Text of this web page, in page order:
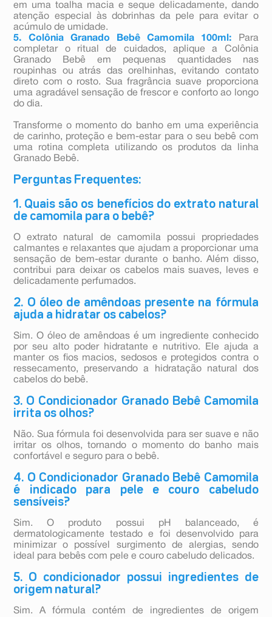
em uma toalha macia e seque delicadamente, dando
atenção especial às dobrinhas da pele para evitar o
acúmulo de umidade.
5. Colônia Granado Bebê Camomila 100ml:
Para
completar o ritual de cuidados, aplique a Colônia
Granado Bebê em pequenas quantidades nas
roupinhas ou atrás das orelhinhas, evitando contato
direto com o rosto. Sua fragrância suave proporciona
uma agradável sensação de frescor e conforto ao longo
do dia.
Transforme o momento do banho em uma experiência
de carinho, proteção e bem-estar para o seu bebê com
uma rotina completa utilizando os produtos da linha
Granado Bebê.
Perguntas Frequentes:
1. Quais são os benefícios do extrato natural
de camomila para o bebê?
O extrato natural de camomila possui propriedades
calmantes e relaxantes que ajudam a proporcionar uma
sensação de bem-estar durante o banho. Além disso,
contribui para deixar os cabelos mais suaves, leves e
delicadamente perfumados.
2. O óleo de amêndoas presente na fórmula
ajuda a hidratar os cabelos?
Sim. O óleo de amêndoas é um ingrediente conhecido
por seu alto poder hidratante e nutritivo. Ele ajuda a
manter os fios macios, sedosos e protegidos contra o
ressecamento, preservando a hidratação natural dos
cabelos do bebê.
3. O Condicionador Granado Bebê Camomila
irrita os olhos?
Não. Sua fórmula foi desenvolvida para ser suave e não
irritar os olhos, tornando o momento do banho mais
confortável e seguro para o bebê.
4. O Condicionador Granado Bebê Camomila
é indicado para pele e couro cabeludo
sensíveis?
Sim. O produto possui pH balanceado, é
dermatologicamente testado e foi desenvolvido para
minimizar o possível surgimento de alergias, sendo
ideal para bebês com pele e couro cabeludo delicados.
5. O condicionador possui ingredientes de
origem natural?
Sim. A fórmula contém de ingredientes de origem